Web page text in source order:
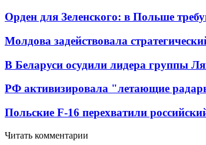
Орден для Зеленского: в Польше
Молдова задействовала
В Беларуси осудили лидера группы
РФ активизировала "летающие
Польские F-16 перехватили
Читать комментарии